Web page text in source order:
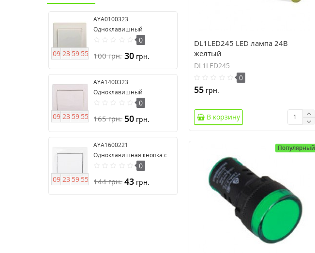
09 23 59 54
AYA0100323
Одноклавишный
выключатель серия Anya
0
100грн. 30 грн.
09 23 59 54
AYA1400323
Одноклавишный
выключатель 16А серия
0
165грн. 50 грн.
09 23 59 54
AYA1600221
Одноклавишная кнопка с
подсветкой серии Anya
0
144грн. 43 грн.
DL1LED245 LED лампа 24В
желтый
DL1LED245
0
55грн.
В корзину
Популярный